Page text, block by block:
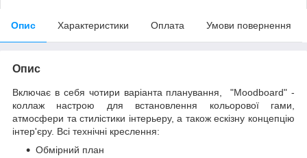
Опис Характеристики Оплата Умови повернення
Опис
Включає в себя чотири варіанта планування, "Moodboard" -
коллаж настрою для встановлення кольорової гами,
атмосфери та стилістики інтерьеру, а також ескізну концепцію
інтер'єру. Всі технічні креслення:
Обмірний план